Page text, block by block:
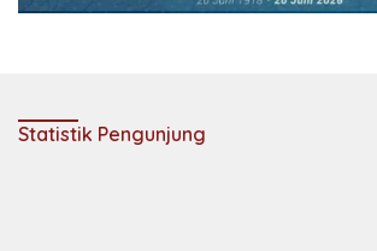
Statistik Pengunjung